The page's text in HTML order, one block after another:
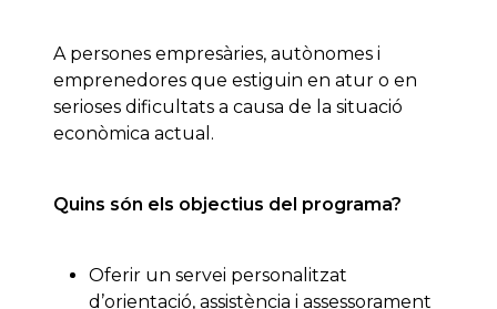
A persones empresàries, autònomes i
emprenedores que estiguin en atur o en
serioses dificultats a causa de la situació
econòmica actual.
Quins són els objectius del programa?
Oferir un servei personalitzat
d’orientació, assistència i assessorament